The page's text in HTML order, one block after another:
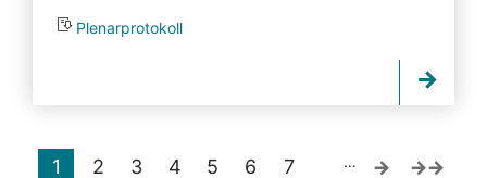
Plenarprotokoll
1 2 3 4 5 6 7 …